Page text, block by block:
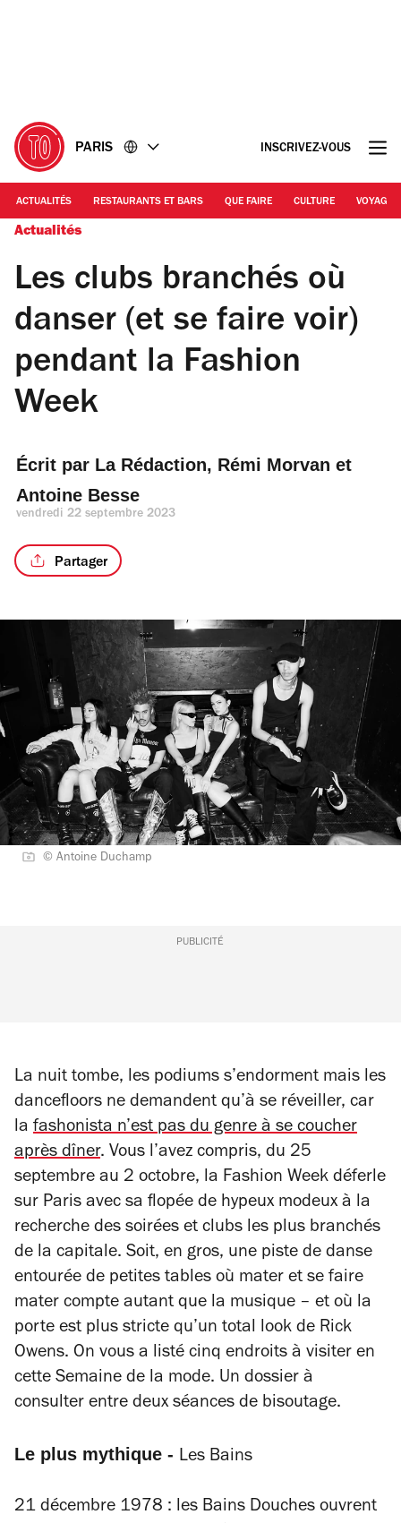
PARIS INSCRIVEZ-VOUS
ACTUALITÉS RESTAURANTS ET BARS QUE FAIRE CULTURE VOYAGE
Actualités
Les clubs branchés où
danser (et se faire voir)
pendant la Fashion
Week
Écrit par La Rédaction, Rémi Morvan et
Antoine Besse
vendredi 22 septembre 2023
Partager
© Antoine Duchamp
PUBLICITÉ
La nuit tombe, les podiums s’endorment mais les
dancefloors ne demandent qu’à se réveiller, car
la fashonista n’est pas du genre à se coucher
après dîner. Vous l’avez compris, du 25
septembre au 2 octobre, la Fashion Week déferle
sur Paris avec sa flopée de hypeux modeux à la
recherche des soirées et clubs les plus branchés
de la capitale. Soit, en gros, une piste de danse
entourée de petites tables où mater et se faire
mater compte autant que la musique – et où la
porte est plus stricte qu’un total look de Rick
Owens. On vous a listé cinq endroits à visiter en
cette Semaine de la mode. Un dossier à
consulter entre deux séances de bisoutage.
Le plus mythique - Les Bains
21 décembre 1978 : les Bains Douches ouvrent